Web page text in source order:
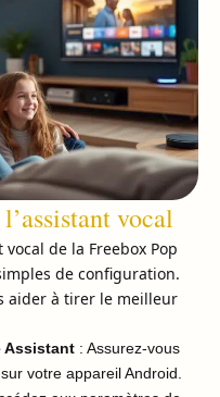
vocal
de la Freebox Pop
de configuration.
aider à tirer le meilleur
Assistant : Assurez-vous
votre appareil Android.